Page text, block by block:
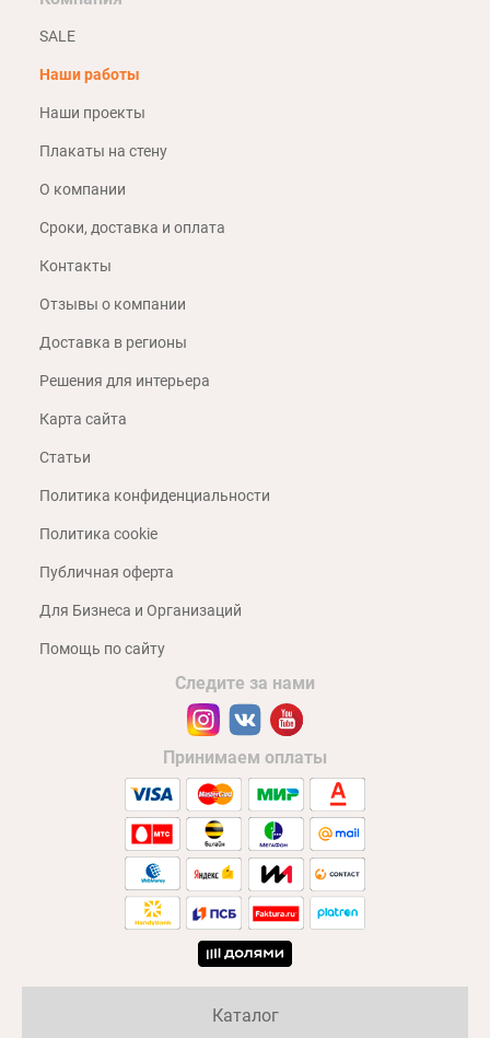
SALE
Наши работы
Наши проекты
Плакаты на стену
О компании
Сроки, доставка и оплата
Контакты
Отзывы о компании
Доставка в регионы
Решения для интерьера
Карта сайта
Статьи
Политика конфиденциальности
Политика cookie
Публичная оферта
Для Бизнеса и Организаций
Помощь по сайту
Следите за нами
Принимаем оплаты
Каталог